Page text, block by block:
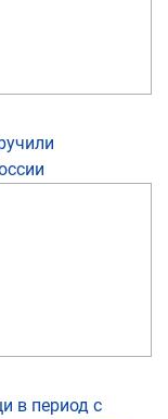
в период с